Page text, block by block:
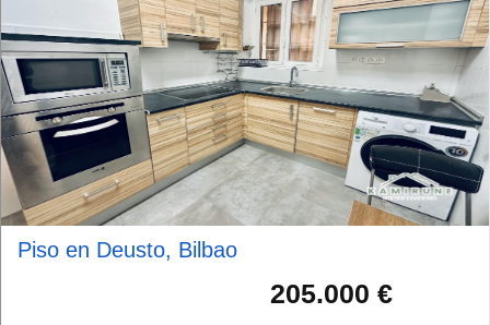
Piso en Deusto, Bilbao
205.000 €